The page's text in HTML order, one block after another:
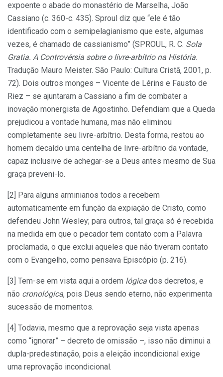
expoente o abade do monastério de Marselha, João
Cassiano (c. 360-c. 435). Sproul diz que “ele é tão
identificado com o semipelagianismo que este, algumas
vezes, é chamado de cassianismo” (SPROUL, R. C. Sola
Gratia. A Controvérsia sobre o livre-arbítrio na História.
Tradução Mauro Meister. São Paulo: Cultura Cristã, 2001, p.
72). Dois outros monges – Vicente de Lérins e Fausto de
Riez – se ajuntaram a Cassiano a fim de combater a
inovação monergista de Agostinho. Defendiam que a Queda
prejudicou a vontade humana, mas não eliminou
completamente seu livre-arbítrio. Desta forma, restou ao
homem decaído uma centelha de livre-arbítrio da vontade,
capaz inclusive de achegar-se a Deus antes mesmo de Sua
graça preveni-lo.
[2] Para alguns arminianos todos a recebem
automaticamente em função da expiação de Cristo, como
defendeu John Wesley; para outros, tal graça só é recebida
na medida em que o pecador tem contato com a Palavra
proclamada, o que exclui aqueles que não tiveram contato
com o Evangelho, como pensava Episcópio (p. 216).
[3] Tem-se em vista aqui a ordem lógica dos decretos, e
não cronológica, pois Deus sendo eterno, não experimenta
sucessão de momentos.
[4] Todavia, mesmo que a reprovação seja vista apenas
como “ignorar” – decreto de omissão –, isso não diminui a
dupla-predestinação, pois a eleição incondicional exige
uma reprovação incondicional.